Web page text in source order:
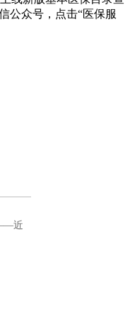
公众号，点击“医保服